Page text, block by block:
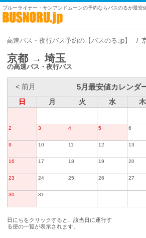
ブルーライナー・サンアンドムーンの予約ならバスのるが最安
高速バス・夜行バス予約の【バスのる.jp】
京都 → 埼玉
の高速バス・夜行バス
< 前月 5月最安値カレンダ
日
月 火 水 木
2 3 4 5 6
9 10 11 12 13
16 17 18 19 20
23 24 25 26 27
30 31
日にちをクリックすると、該当日に運行す
る便の一覧が表示されます。